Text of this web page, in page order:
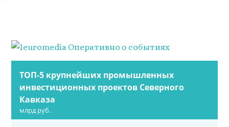
ТОП-5 крупнейших промышленных
инвестиционных проектов Северного
Кавказа
млрд руб.